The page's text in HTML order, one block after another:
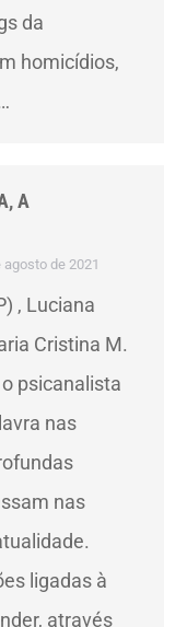
da
homicídios,
A
agosto de 2021
, Luciana
Cristina M.
psicanalista
nas
nas
ligadas à
através